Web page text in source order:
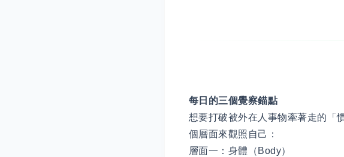
每日的三個覺察錨點
想要打破被外在人事物牽著走的「
個層面來觀照自己：
層面一：身體（Body）